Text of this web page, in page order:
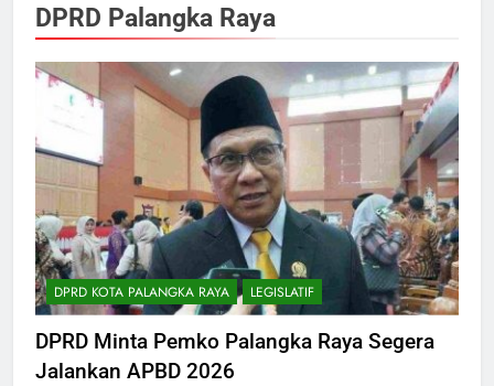
DPRD Palangka Raya
DPRD KOTA PALANGKA RAYA LEGISLATIF
DPRD Minta Pemko Palangka Raya Segera
Jalankan APBD 2026